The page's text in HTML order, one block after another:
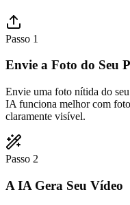
Passo 1
Envie a Foto do Seu
Envie uma foto nítida do
IA funciona melhor com
claramente visível.
Passo 2
A IA Gera Seu Vídeo